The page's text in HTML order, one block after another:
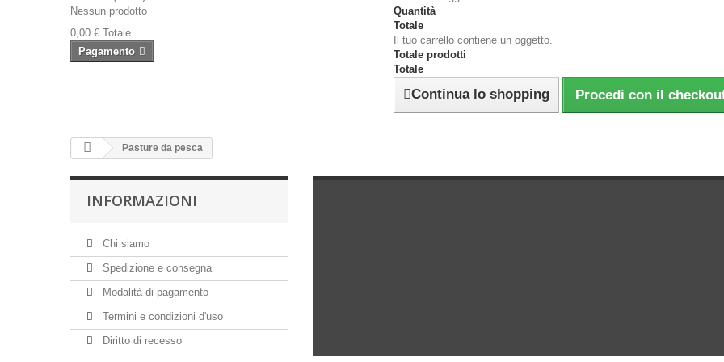
Nessun prodotto
0,00 € Totale
Pagamento
Quantità
Totale
Il tuo carrello contiene un oggetto.
Totale prodotti
Totale
Continua lo shopping Procedi con il
Pasture da pesca
INFORMAZIONI
Chi siamo
Spedizione e consegna
Modalità di pagamento
Termini e condizioni d'uso
Diritto di recesso